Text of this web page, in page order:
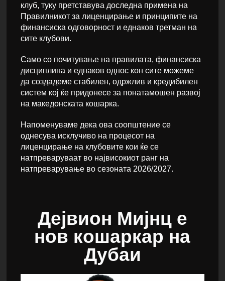
клуб, туку претставува доследна примена на
Правилникот за лиценцирање и принципите на
финансиска одговорност и еднаков третман на
сите клубови.
Само со почитување на правилата, финансиска
дисциплина и еднаков однос кон сите можеме
да создадеме стабилен, одржлив и кредибилен
систем кој ќе придонесе за понатамошен развој
на македонската кошарка.
Напоменуваме дека ова соопштение се
однесува исклучиво на процесот на
лиценцирање на клубовите кои ќе се
натпреваруваат во највисокиот ранг на
натпреварување во сезоната 2026/2027.
Дејвион Мијнц е
нов кошаркар на
Дубаи